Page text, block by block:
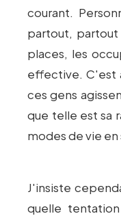
courant.
partout, partout
places, les
effective. C'est
ces gens
que telle est sa
modes de vie
J'insiste
quelle